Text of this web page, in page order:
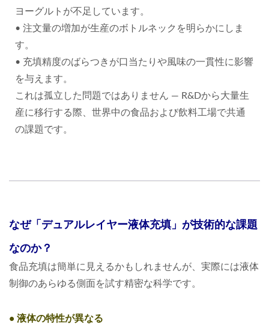
ヨーグルトが不足しています。
• 注文量の増加が生産のボトルネックを明らかにしま
す。
• 充填精度のばらつきが口当たりや風味の一貫性に影響
を与えます。
これは孤立した問題ではありません — R&Dから大量生
産に移行する際、世界中の食品および飲料工場で共通
の課題です。
なぜ「デュアルレイヤー液体充填」が技術的な課題
なのか？
食品充填は簡単に見えるかもしれませんが、実際には液体
制御のあらゆる側面を試す精密な科学です。
• 液体の特性が異なる